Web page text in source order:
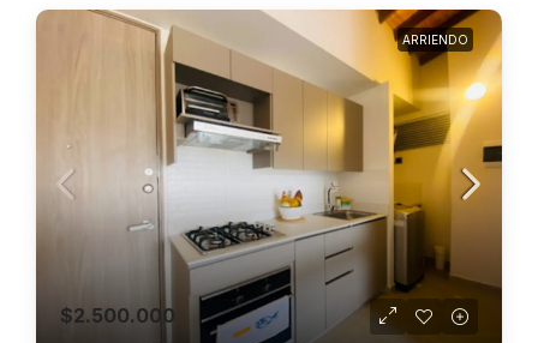
ARRIENDO
$2.500.000